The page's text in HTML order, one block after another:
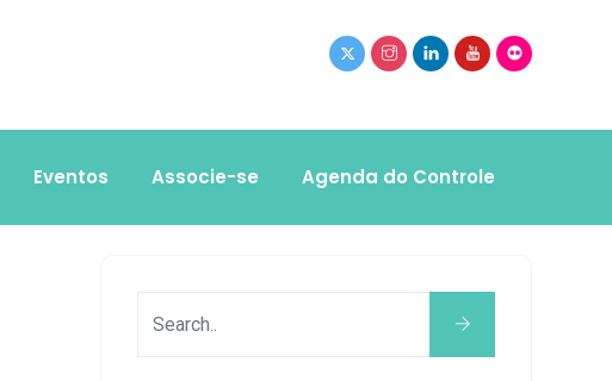
Eventos Associe-se Agenda do Controle